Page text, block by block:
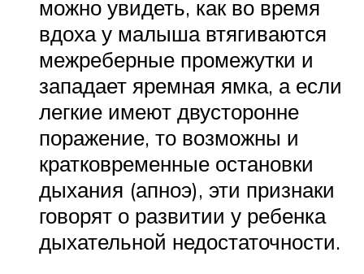
можно увидеть, как во время
вдоха у малыша втягиваются
межреберные промежутки и
западает яремная ямка, а если
легкие имеют двусторонне
поражение, то возможны и
кратковременные остановки
дыхания (апноэ), эти признаки
говорят о развитии у ребенка
дыхательной недостаточности.